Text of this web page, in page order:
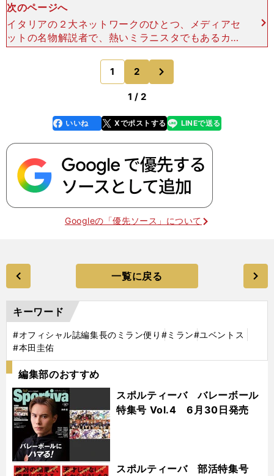
次のページへ
イタリアの２大ネットワークのひとつ、メディアセ
ットの名物解説者で、熱いミラニスタでもあるカル
ロ・ペッレガッティは、自分の解説の中で選手にニ
ックネームをつけることで有名である。例えばアバ
ーテならイエロー
1 2
1 / 2
faceboo
k
いいね Xでポストする
line LINEで送る
Googleの「優先ソース」について
一覧に戻る
キーワード
#オフィシャル誌編集長のミラン便り #ミラン#ユベントス
#本田圭佑
編集部のおすすめ
スポルティーバ バレーボール
特集号 Vol.4 6月30日発売
スポルティーバ 部活特集号